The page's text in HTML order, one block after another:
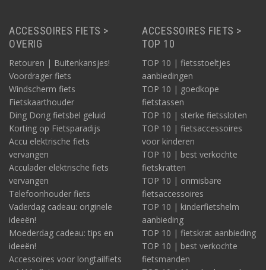
ACCESSOIRES FIETS >
OVERIG
Retouren | Buitenkansjes!
Voordrager fiets
Windscherm fiets
Fietskaarthouder
Ding Dong fietsbel geluid
Korting op Fietsparadijs
Accu elektrische fiets
vervangen
Acculader elektrische fiets
vervangen
Telefoonhouder fiets
Vaderdag cadeau: originele
ideeën!
Moederdag cadeau: tips en
ideeën!
Accessoires voor longtailfiets
ACCESSOIRES FIETS >
TOP 10
TOP 10 | fietsstoeltjes
aanbiedingen
TOP 10 | goedkope
fietstassen
TOP 10 | sterke fietssloten
TOP 10 | fietsaccessoires
voor kinderen
TOP 10 | best verkochte
fietskratten
TOP 10 | onmisbare
fietsaccessoires
TOP 10 | kinderfietshelm
aanbieding
TOP 10 | fietskrat aanbieding
TOP 10 | best verkochte
fietsmanden